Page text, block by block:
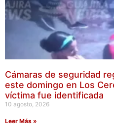
Cámaras de seguridad
este domingo en Los
víctima fue identificada
10 agosto, 2026
Leer Más »